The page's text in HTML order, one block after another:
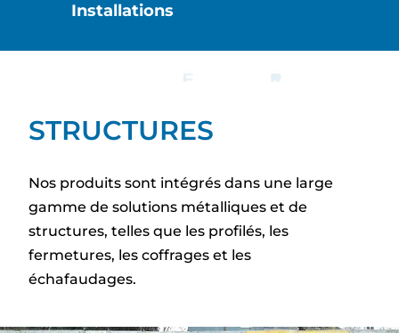
Installations
STRUCTURES
Nos produits sont intégrés dans une large
gamme de solutions métalliques et de
structures, telles que les profilés, les
fermetures, les coffrages et les
échafaudages.